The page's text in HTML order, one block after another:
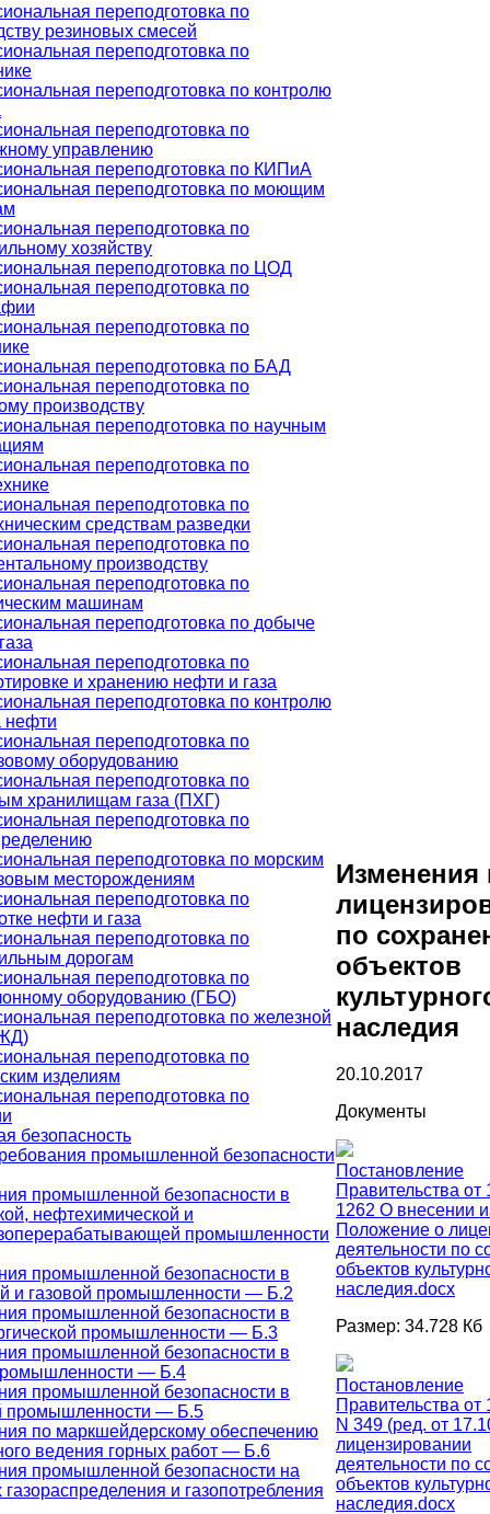
переподготовка по
резиновых смесей
переподготовка по
переподготовка по контролю
переподготовка по
управлению
переподготовка по КИПиА
переподготовка по моющим
переподготовка по
хозяйству
переподготовка по ЦОД
переподготовка по
переподготовка по
переподготовка по БАД
переподготовка по
производству
переподготовка по научным
переподготовка по
переподготовка по
средствам разведки
переподготовка по
производству
переподготовка по
машинам
переподготовка по добыче
переподготовка по
и хранению нефти и газа
переподготовка по контролю
нефти
переподготовка по
оборудованию
переподготовка по
хранилищам газа (ПХГ)
переподготовка по
переподготовка по морским
месторождениям
переподготовка по
нефти и газа
переподготовка по
дорогам
переподготовка по
оборудованию (ГБО)
переподготовка по железной
переподготовка по
изделиям
переподготовка по
безопасность
промышленной безопасности
промышленной безопасности в
нефтехимической и
промышленности
промышленной безопасности в
и газовой промышленности — Б.2
промышленной безопасности в
промышленности — Б.3
промышленной безопасности в
— Б.4
промышленной безопасности в
промышленности — Б.5
по маркшейдерскому обеспечению
ведения горных работ — Б.6
промышленной безопасности на
газораспределения и газопотребления
Изменения
по
объектов
наследия
20.10.2017
Документы
Постановление
Правительства
1262 О внесении
Положение о
деятельности по
объектов
наследия.docx
Размер: 34.728 Кб
Постановление
Правительства от
N 349 (ред. от
лицензировании
деятельности по
объектов
наследия.docx